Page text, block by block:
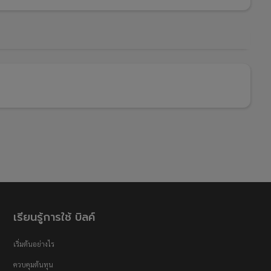
เรียนรู้การใช้ บิลค์
เริ่มต้นอย่างไร
ควบคุมต้นทุน